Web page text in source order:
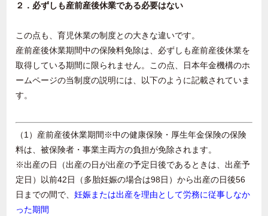
２．必ずしも産前産後休業である必要はない
この点も、育児休業の制度との大きな違いです。
産前産後休業期間中の保険料免除は、必ずしも産前産後休業を
取得している期間に限られません。この点、日本年金機構のホ
ームページの当制度の説明には、以下のように記載されていま
す。
（1）産前産後休業期間※中の健康保険・厚生年金保険の保険
料は、被保険者・事業主両方の負担が免除されます。
※出産の日（出産の日が出産の予定日後であるときは、出産予
定日）以前42日（多胎妊娠の場合は98日）から出産の日後56
日までの間で、妊娠または出産を理由として労務に従事しなか
った期間